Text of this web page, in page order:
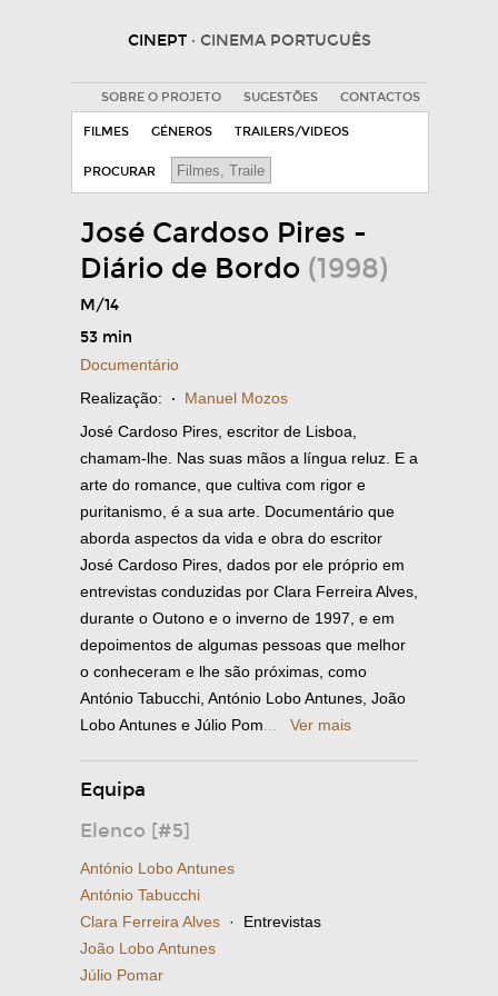
CINEPT · CINEMA PORTUGUÊS
SOBRE O PROJETO SUGESTÕES CONTACTOS
FILMES GÉNEROS TRAILERS/VIDEOS
PROCURAR
José Cardoso Pires -
Diário de Bordo (1998)
M/14
53 min
Documentário
Realização: · Manuel Mozos
José Cardoso Pires, escritor de Lisboa,
chamam-lhe. Nas suas mãos a língua reluz. E a
arte do romance, que cultiva com rigor e
puritanismo, é a sua arte. Documentário que
aborda aspectos da vida e obra do escritor
José Cardoso Pires, dados por ele próprio em
entrevistas conduzidas por Clara Ferreira Alves,
durante o Outono e o inverno de 1997, e em
depoimentos de algumas pessoas que melhor
o conheceram e lhe são próximas, como
António Tabucchi, António Lobo Antunes, João
Lobo Antunes e Júlio Pom
Ver mais
Equipa
Elenco [#5]
António Lobo Antunes
António Tabucchi
Clara Ferreira Alves · Entrevistas
João Lobo Antunes
Júlio Pomar